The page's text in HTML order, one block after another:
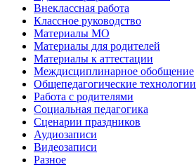
Внеклассная работа
Классное руководство
Материалы МО
Материалы для родителей
Материалы к аттестации
Междисциплинарное обобщение
Общепедагогические технологии
Работа с родителями
Социальная педагогика
Сценарии праздников
Аудиозаписи
Видеозаписи
Разное